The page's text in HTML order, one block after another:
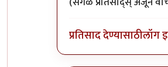
प्रतिसाद देण्यासाठीलॉग